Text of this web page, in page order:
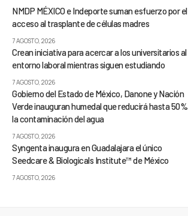
NMDP MÉXICO e Indeporte suman esfuerzo por el
acceso al trasplante de células madres
7 AGOSTO, 2026
Crean iniciativa para acercar a los universitarios al
entorno laboral mientras siguen estudiando
7 AGOSTO, 2026
Gobierno del Estado de México, Danone y Nación
Verde inauguran humedal que reducirá hasta 50%
la contaminación del agua
7 AGOSTO, 2026
Syngenta inaugura en Guadalajara el único
Seedcare & Biologicals Institute™ de México
7 AGOSTO, 2026